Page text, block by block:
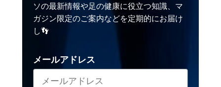
ソの最新情報や足の健康に役立つ知識、マ
ガジン限定のご案内などを定期的にお届け
し👣
メールアドレス